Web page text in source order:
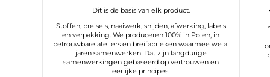
Dit is de basis van elk product.
Stoffen, breisels, naaiwerk, snijden, afwerking, labels
en verpakking. We produceren 100% in Polen, in
betrouwbare ateliers en breifabrieken waarmee we al
jaren samenwerken. Dat zijn langdurige
samenwerkingen gebaseerd op vertrouwen en
eerlijke principes.